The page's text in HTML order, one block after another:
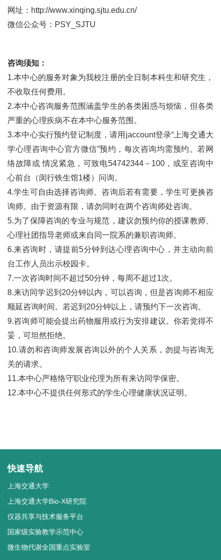
网址：http://www.xinqing.sjtu.edu.cn/
微信公众号：PSY_SJTU
咨询须知：
1.本中心的服务对象为我校注册的全日制本科生和研究生，
不收取任何费用。
2.本中心咨询服务范围涵盖学生的各类困惑与烦恼，但各类
严重的心理疾病不在本中心服务范围。
3.本中心实行预约登记制度，请用jaccount登录“上海交通大
学心理咨询中心官方微信”预约，每次咨询均需预约。若网
络故障或 情况紧急，可致电54742344－100，或至咨询中
心前台（闵行铁生馆1楼）问询。
4.学生可自由选择咨询师。咨询后若有需要，学生可更换咨
询师。由于资源有限，请勿同时在两个咨询师处咨询。
5.为了保障咨询的专业与规范，建议勿预约你的授课教师、
心理社团指导老师或来自同一院系的兼职咨询师。
6.来咨询时，请提前5分钟到达心理咨询中心，并主动向前
台工作人员出示校园卡。
7.一次咨询时间不超过50分钟，每周不超过1次。
8.来访同学迟到20分钟以内，可以咨询，但是咨询师不相应
顺延咨询时间。若迟到20分钟以上，请预约下一次咨询。
9.咨询师可能会提出药物服用或行为安排建议。你若觉得不
妥，可坦然拒绝。
10.请勿和咨询师发展咨询以外的个人关系，勿提与咨询无
关的请求。
11.本中心严格恪守职业伦理为所有来访同学保密。
12.本中心不提供任何形式的学生心理健康状况证明。
快速导航
上海交通大学
上海交通大学Bio-X研究院
仪器共享与技术服务平台
国家级实验教学示范中心
微生物代谢全国重点实验室